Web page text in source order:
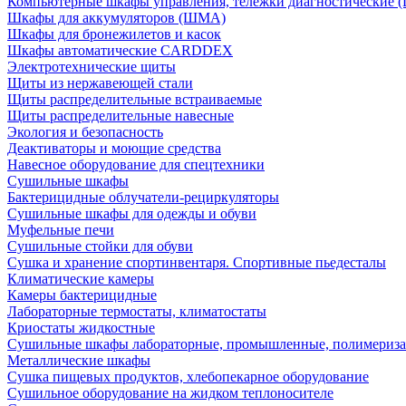
Шкафы для аккумуляторов (ШМА)
Шкафы для бронежилетов и касок
Шкафы автоматические CARDDEX
Электротехнические щиты
Щиты из нержавеющей стали
Щиты распределительные встраиваемые
Щиты распределительные навесные
Экология и безопасность
Деактиваторы и моющие средства
Навесное оборудование для спецтехники
Сушильные шкафы
Бактерицидные облучатели-рециркуляторы
Сушильные шкафы для одежды и обуви
Муфельные печи
Сушильные стойки для обуви
Сушка и хранение спортинвентаря. Спортивные пьедесталы
Климатические камеры
Камеры бактерицидные
Лабораторные термостаты, климатостаты
Криостаты жидкостные
Сушильные шкафы лабораторные, промышленные,
Металлические шкафы
Сушка пищевых продуктов, хлебопекарное оборудование
Сушильное оборудование на жидком теплоносителе